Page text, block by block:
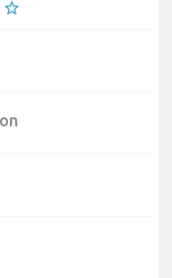
star_border